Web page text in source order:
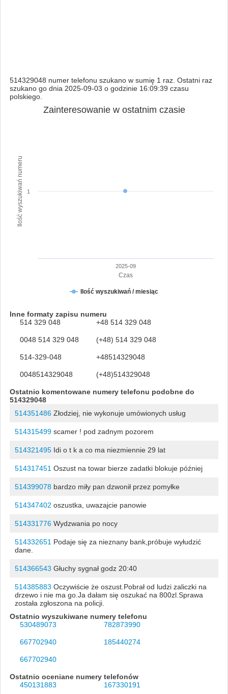
514329048 numer telefonu szukano w sumię 1 raz. Ostatni raz
szukano go dnia 2025-09-03 o godzinie 16:09:39 czasu
polskiego.
Czas
Ilość wyszukiwań numeru
Zainteresowanie w ostatnim czasie
Ilość wyszukiwań / miesiąc
2025-09
1
Inne formaty zapisu numeru
514 329 048
+48 514 329 048
0048 514 329 048 (+48) 514 329 048
514-329-048 +48514329048
0048514329048 (+48)514329048
Ostatnio komentowane numery telefonu podobne do
514329048
514351486Złodziej, nie wykonuje umówionych usług
514315499scamer ! pod zadnym pozorem
514321495Idi o t k a co ma niezmiennie 29 lat
514317451 Oszust na towar bierze zadatki blokuje później
514399078bardzo miły pan dzwonił przez pomyłke
514347402 oszustka, uwazajcie panowie
514331776Wydzwania po nocy
514332651 Podaje się za nieznany bank,próbuje wyłudzić
dane.
514366543 Głuchy sygnał godz 20:40
514385883 Oczywiście że oszust.Pobrał od ludzi zaliczki na
drzewo i nie ma go.Ja dałam się oszukać na 800zl.Sprawa
została zgłoszona na policji.
Ostatnio wyszukiwane numery telefonu
530489073
782873990
667702940 185440274
667702940
Ostatnio oceniane numery telefonów
450131883
167330191